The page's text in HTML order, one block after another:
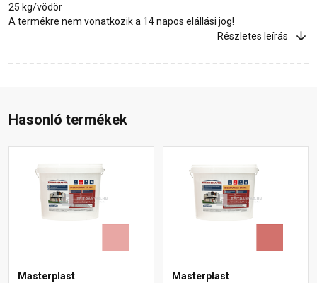
25 kg/vödör
A termékre nem vonatkozik a 14 napos elállási jog!
Részletes leírás
Hasonló termékek
Masterplast
Masterplast